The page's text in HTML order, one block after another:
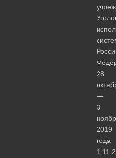
28
—
3
2019
года